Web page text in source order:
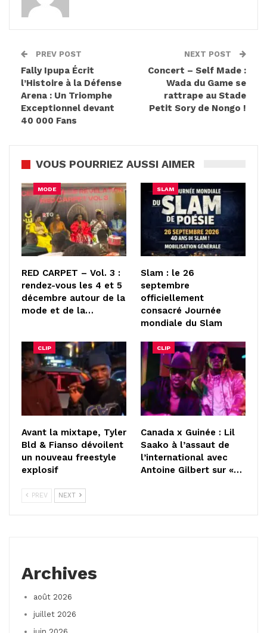
PREV POST
Fally Ipupa Écrit
l’Histoire à la Défense
Arena : Un Triomphe
Exceptionnel devant
40 000 Fans
NEXT POST
Concert – Self Made :
Wada du Game se
rattrape au Stade
Petit Sory de Nongo !
VOUS POURRIEZ AUSSI AIMER
MODE
RED CARPET – Vol. 3 :
rendez-vous les 4 et 5
décembre autour de la
mode et de la…
SLAM
Slam : le 26
septembre
officiellement
consacré Journée
mondiale du Slam
CLIP
Avant la mixtape, Tyler
Bld & Fianso dévoilent
un nouveau freestyle
explosif
CLIP
Canada x Guinée : Lil
Saako à l’assaut de
l’international avec
Antoine Gilbert sur «…
PREV NEXT
Archives
août 2026
juillet 2026